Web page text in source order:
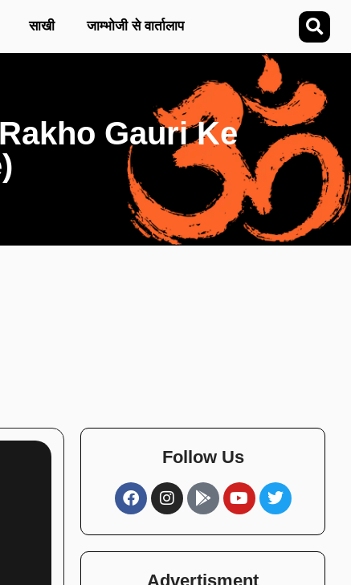
साखी जाम्भोजी से वार्तालाप
Rakho Gauri Ke
Follow Us
Advertisment